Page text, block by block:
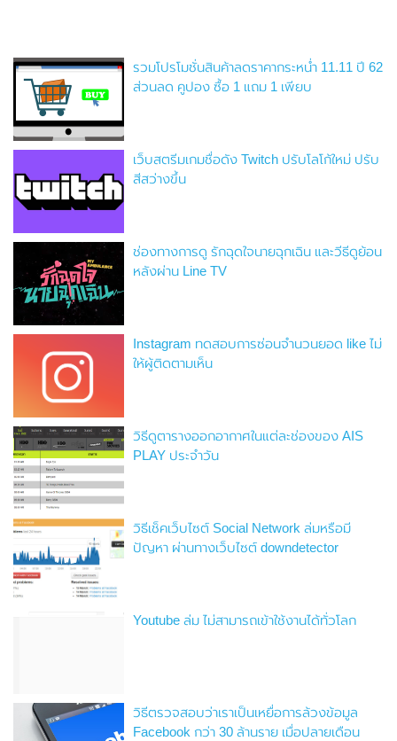
รวมโปรโมชั่นสินค้าลดราคากระหน่ำ 11.11 ปี 62
ส่วนลด คูปอง ซื้อ 1 แถม 1 เพียบ
เว็บสตรีมเกมชื่อดัง Twitch ปรับโลโก้ใหม่ ปรับ
สีสว่างขึ้น
ช่องทางการดู รักฉุดใจนายฉุกเฉิน และวีธีดูย้อน
หลังผ่าน Line TV
Instagram ทดสอบการซ่อนจำนวนยอด like ไม่
ให้ผู้ติดตามเห็น
วิธีดูตารางออกอากาศในแต่ละช่องของ AIS
PLAY ประจำวัน
วิธีเช็คเว็บไซต์ Social Network ล่มหรือมี
ปัญหา ผ่านทางเว็บไซต์ downdetector
Youtube ล่ม ไม่สามารถเข้าใช้งานได้ทั่วโลก
วิธีตรวจสอบว่าเราเป็นเหยื่อการล้วงข้อมูล
Facebook กว่า 30 ล้านราย เมื่อปลายเดือน